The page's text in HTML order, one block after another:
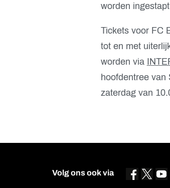
worden
Tickets voor FC
tot en met
worden via
hoofdentree van
zaterdag van
Volg ons ook via